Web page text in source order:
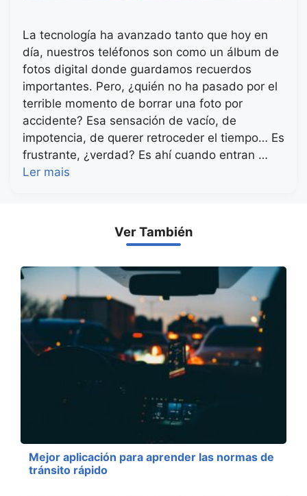
La tecnología ha avanzado tanto que hoy en
día, nuestros teléfonos son como un álbum de
fotos digital donde guardamos recuerdos
importantes. Pero, ¿quién no ha pasado por el
terrible momento de borrar una foto por
accidente? Esa sensación de vacío, de
impotencia, de querer retroceder el tiempo… Es
frustrante, ¿verdad? Es ahí cuando entran …
Ler mais
Ver También
Mejor aplicación para aprender las normas de
tránsito rápido